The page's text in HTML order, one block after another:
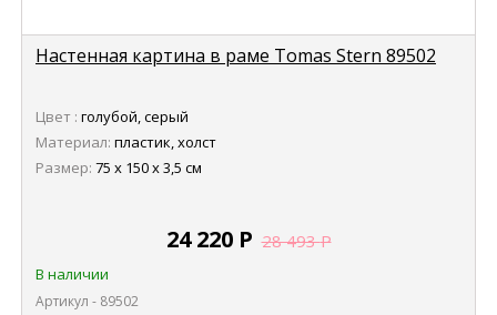
Настенная картина в раме Tomas Stern 89502
Цвет : голубой, серый
Материал: пластик, холст
Размер: 75 x 150 x 3,5 см
24 220 Р 28 493Р
В наличии
Артикул - 89502